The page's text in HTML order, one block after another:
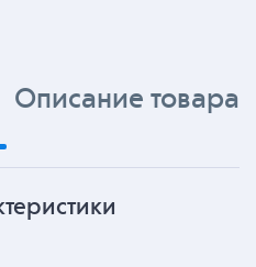
Описание товара